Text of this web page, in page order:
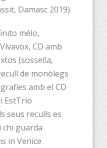
Damasc 2019).
mélo,
CD amb
(sossella,
de monòlegs
amb el CD
EstTrio
seus reculls es
chi guarda
in Venice